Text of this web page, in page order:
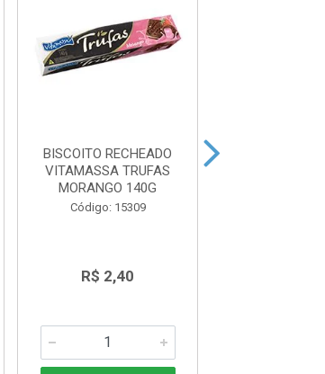
BISCOITO RECHEADO
VITAMASSA TRUFAS
MORANGO 140G
Código: 15309
R$ 2,40